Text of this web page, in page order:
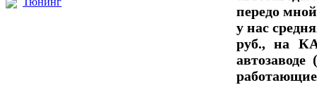
передо
у нас
руб., на